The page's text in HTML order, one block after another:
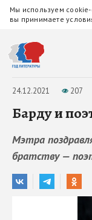
Мы используем
вы принимаете
24.12.2021 207
Барду и
Мэтра
братству —